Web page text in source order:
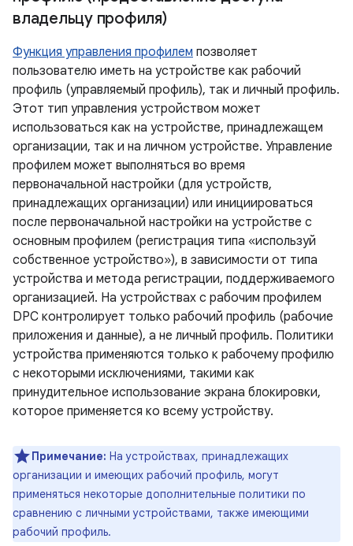
владельцу профиля)
Функция управления профилем позволяет
пользователю иметь на устройстве как рабочий
профиль (управляемый профиль), так и личный профиль.
Этот тип управления устройством может
использоваться как на устройстве, принадлежащем
организации, так и на личном устройстве. Управление
профилем может выполняться во время
первоначальной настройки (для устройств,
принадлежащих организации) или инициироваться
после первоначальной настройки на устройстве с
основным профилем (регистрация типа «используй
собственное устройство»), в зависимости от типа
устройства и метода регистрации, поддерживаемого
организацией. На устройствах с рабочим профилем
DPC контролирует только рабочий профиль (рабочие
приложения и данные), а не личный профиль. Политики
устройства применяются только к рабочему профилю
с некоторыми исключениями, такими как
принудительное использование экрана блокировки,
которое применяется ко всему устройству.
Примечание: На устройствах, принадлежащих
организации и имеющих рабочий профиль, могут
применяться некоторые дополнительные политики по
сравнению с личными устройствами, также имеющими
рабочий профиль.